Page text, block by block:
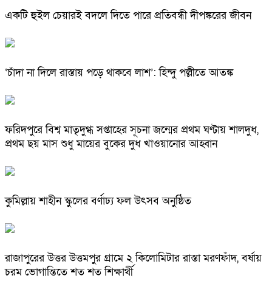
একটি হুইল চেয়ারই বদলে দিতে পারে প্রতিবন্ধী দীপঙ্করের জীবন
‘চাঁদা না দিলে রাস্তায় পড়ে থাকবে লাশ’: হিন্দু পল্লীতে আতঙ্ক
ফরিদপুরে বিশ্ব মাতৃদুগ্ধ সপ্তাহের সূচনা জন্মের প্রথম ঘণ্টায় শালদুধ,
প্রথম ছয় মাস শুধু মায়ের বুকের দুধ খাওয়ানোর আহ্বান
কুমিল্লায় শাহীন স্কুলের বর্ণাঢ্য ফল উৎসব অনুষ্ঠিত
রাজাপুরের উত্তর উত্তমপুর গ্রামে ২ কিলোমিটার রাস্তা মরণফাঁদ, বর্ষায়
চরম ভোগান্তিতে শত শত শিক্ষার্থী